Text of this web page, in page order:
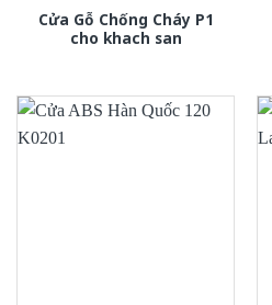
Cửa Gỗ Chống Cháy P1
cho khach san